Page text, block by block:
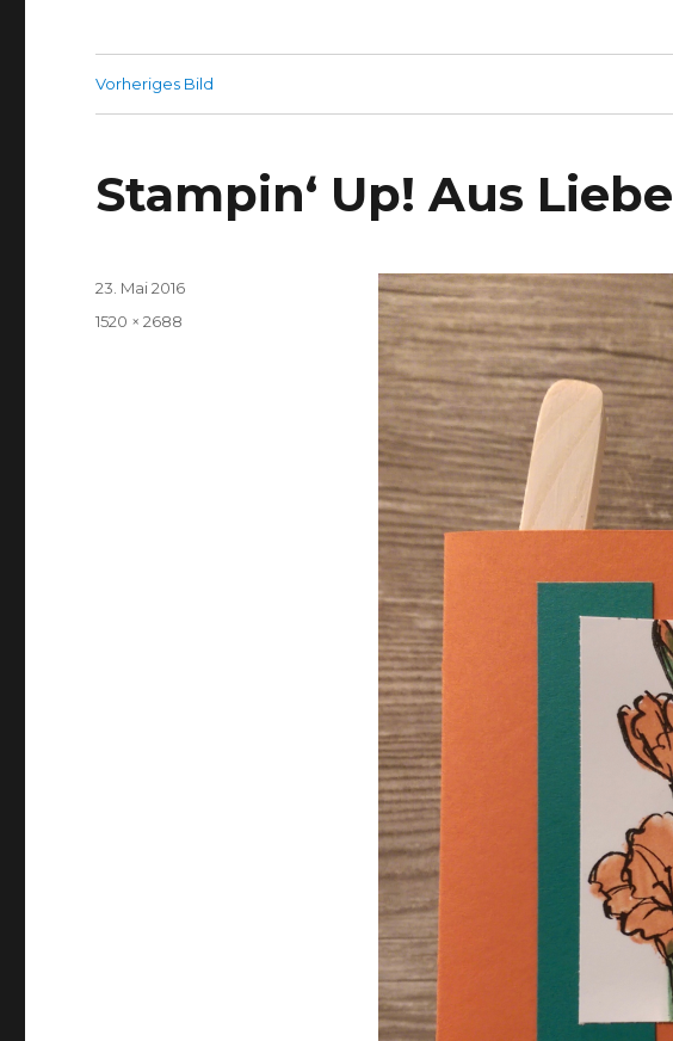
Vorheriges Bild
Stampin‘ Up! Aus Liebe
Veröffentlicht
23. Mai 2016
Volle
1520 × 2688